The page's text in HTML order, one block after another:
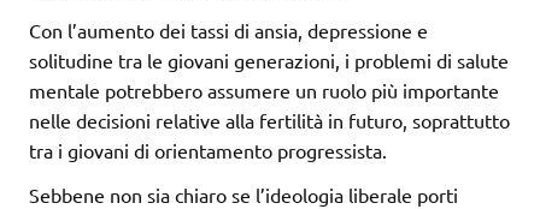
Con l’aumento dei tassi di ansia, depressione e
solitudine tra le giovani generazioni, i problemi di salute
mentale potrebbero assumere un ruolo più importante
nelle decisioni relative alla fertilità in futuro, soprattutto
tra i giovani di orientamento progressista.
Sebbene non sia chiaro se l’ideologia liberale porti